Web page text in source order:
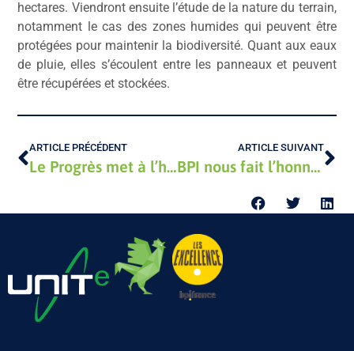
hectares. Viendront ensuite l’étude de la nature du terrain,
notamment le cas des zones humides qui peuvent être
protégées pour maintenir la biodiversité. Quant aux eaux
de pluie, elles s’écoulent entre les panneaux et peuvent
être récupérées et stockées.
ARTICLE PRÉCÉDENT
Le Progrès met à l’honneur le groupe UNITe.
ARTICLE SUIVANT
BPI nous fait l’honneur de labelliser le groupe UNITe